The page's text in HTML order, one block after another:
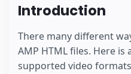
Introduction
There many different
AMP HTML files. Here
supported video